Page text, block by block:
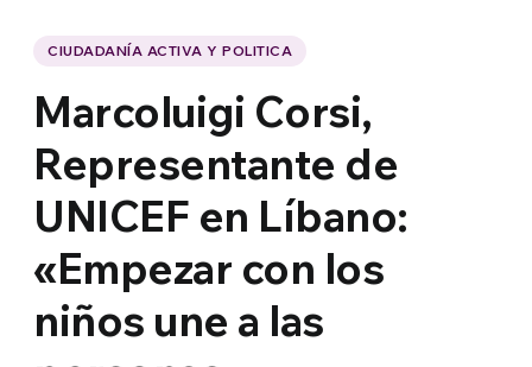
CIUDADANÍA ACTIVA Y POLITICA
Marcoluigi Corsi,
Representante de
UNICEF en Líbano:
«Empezar con los
niños une a las